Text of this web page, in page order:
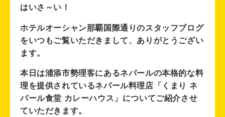
はいさ～い！
ホテルオーシャン那覇国際通りのスタッフブログ
をいつもご覧いただきまして、ありがとうござい
ます。
本日は浦添市勢理客にあるネパールの本格的な料
理を提供されているネパール料理店「くまり ネ
パール食堂 カレーハウス」についてご紹介させ
ていただきます。